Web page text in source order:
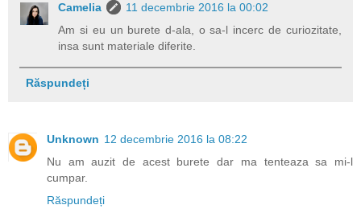
Camelia
11 decembrie 2016 la 00:02
Am si eu un burete d-ala, o sa-l incerc de curiozitate,
insa sunt materiale diferite.
Răspundeți
Unknown 12 decembrie 2016 la 08:22
Nu am auzit de acest burete dar ma tenteaza sa mi-l
cumpar.
Răspundeți